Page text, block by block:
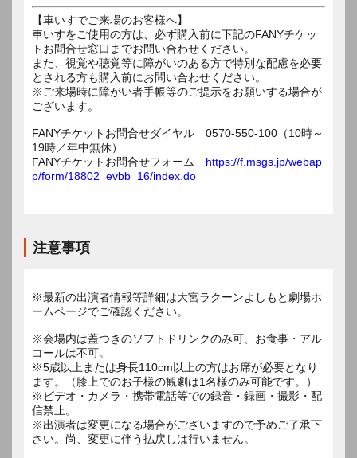
【車いすでご来場のお客様へ】
車いすをご使用の方は、必ず購入前に下記のFANYチケッ
トお問合せ窓口までお問い合わせください。
また、視覚や聴覚等に障がいのある方で特別な配慮を必要
とされる方も購入前にお問い合わせください。
※ご来場時に障がい者手帳等のご提示をお願いする場合が
ございます。
FANYチケットお問合せダイヤル 0570-550-100（10時～
19時／年中無休）
FANYチケットお問合せフォーム https://f.msgs.jp/webap
p/form/18802_evbb_16/index.do
注意事項
※最新の出演者情報等詳細は大宮ラクーンよしもと劇場ホ
ームページでご確認ください。
※会場内は蓋つきのソフトドリンクのみ可、お食事・アル
コールは不可。
※5歳以上または身長110cm以上の方はお席が必要となり
ます。（膝上でのお子様の観劇は1名様のみ可能です。）
※ビデオ・カメラ・携帯電話等での録音・録画・撮影・配
信禁止。
※出演者は変更になる場合がございますので予めご了承下
さい。尚、変更に伴う払戻しは行いません。